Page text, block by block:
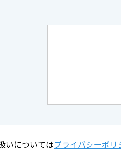
いについてはプライバシーポリ